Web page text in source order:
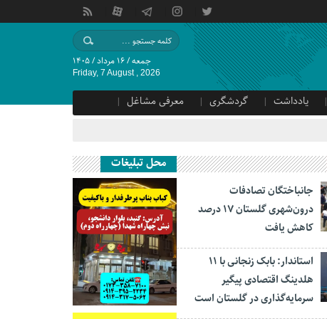
جمعه / ۱۶ مرداد / ۱۴۰۵
Friday, 7 August , 2026
یادداشت گردشگری
معرفی مشاغل
جانباختگان تصادفات
درون‌شهری گلستان ۱۷ درصد
کاهش یافت
استاندار: بابک زنجانی با ۱۱
هلدینگ اقتصادی پیگیر
سرمایه‌گذاری در گلستان است
محل تبلیغات